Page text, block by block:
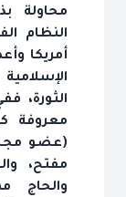
محاولة
النظام
أمريكا
الثورة،
معروفة
(عضو
مفتح،
والحاج